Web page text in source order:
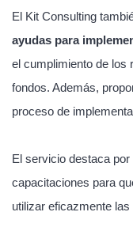
El Kit Consulting
ayudas para
el cumplimiento de los
fondos. Además,
proceso de
El servicio destaca
capacitaciones para
utilizar eficazmente las